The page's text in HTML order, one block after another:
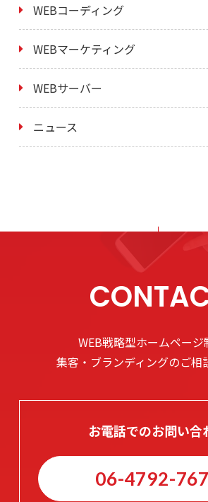
WEBコーディング
WEBマーケティング
WEBサーバー
ニュース
WEB戦略型ホームページ
集客・ブランディングのご相
お電話でのお問い合
06-4792-